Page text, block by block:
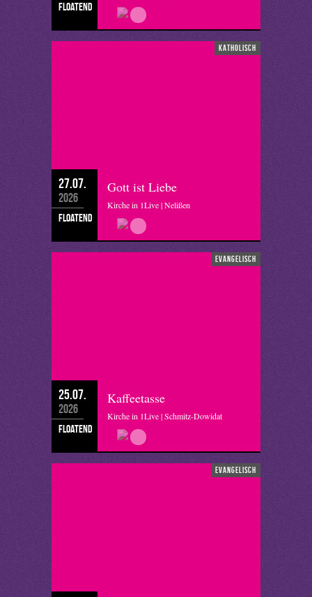
floatend
katholisch
27.07.
2026
floatend
Gott ist Liebe
Kirche in 1Live | Nelißen
evangelisch
25.07.
2026
floatend
Kaffeetasse
Kirche in 1Live | Schmitz-Dowidat
evangelisch